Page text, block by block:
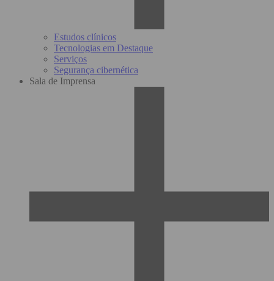
Estudos clínicos
Tecnologias em Destaque
Serviços
Segurança cibernética
Sala de Imprensa